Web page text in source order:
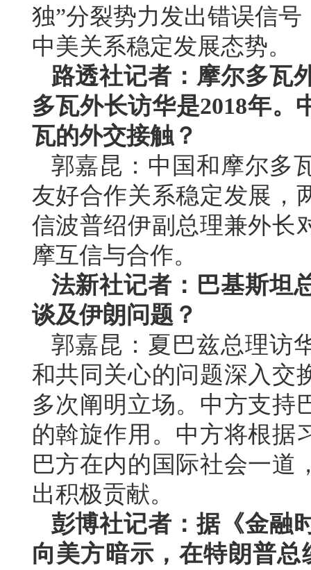
独”分裂势力发出错误信
中美关系稳定发展态势。
路透社记者：摩尔多瓦
多瓦外长访华是2018年
瓦的外交接触？
郭嘉昆：中国和摩尔多
友好合作关系稳定发展，
信波普绍伊副总理兼外长
摩互信与合作。
法新社记者：巴基斯坦
谈及伊朗问题？
郭嘉昆：夏巴兹总理访
和共同关心的问题深入交
多次阐明立场。中方支持
的斡旋作用。中方将根据
巴方在内的国际社会一道
出积极贡献。
彭博社记者：据《金融
向美方暗示，在特朗普